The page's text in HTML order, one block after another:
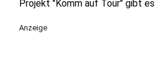
Projekt "Komm auf Tour" gibt es
Anzeige